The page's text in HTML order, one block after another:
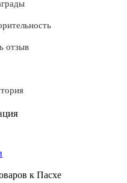
обозначения
отзыв
cookie
аккаунтак Пасхе